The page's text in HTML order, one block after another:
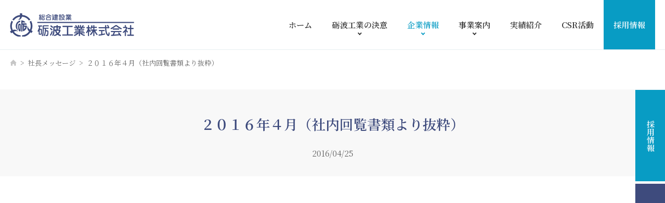
ホーム 砺波工業の決意 企業情報 事業案内 実績紹介 CSR活動 採用情報
採用情報
社長メッセージ ２０１６年４月（社内回覧書類より抜粋）
２０１６年４月（社内回覧書類より抜粋）
2016/04/25